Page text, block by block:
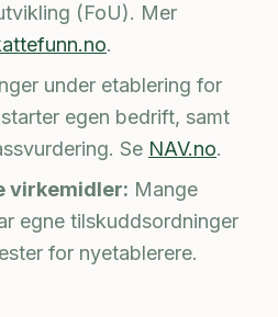
(FoU). Mer
.
under etablering for
egen bedrift, samt
Se NAV.no.
virkemidler: Mange
egne tilskuddsordninger
for nyetablerere.